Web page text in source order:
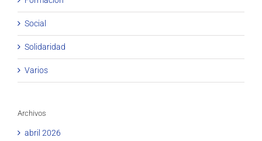
Social
Solidaridad
Varios
Archivos
abril 2026